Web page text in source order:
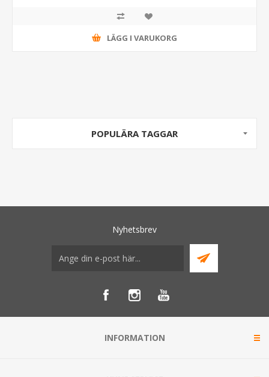
LÄGG I VARUKORG
POPULÄRA TAGGAR
Nyhetsbrev
INFORMATION